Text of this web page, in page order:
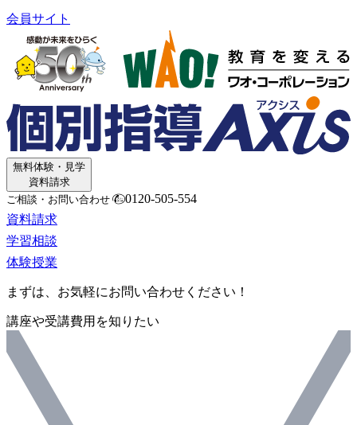
会員サイト
無料体験・見学
資料請求
ご相談・お問い合わせ
0120-505-554
資料請求
学習相談
体験授業
まずは、お気軽にお問い合わせください！
講座や受講費用を知りたい